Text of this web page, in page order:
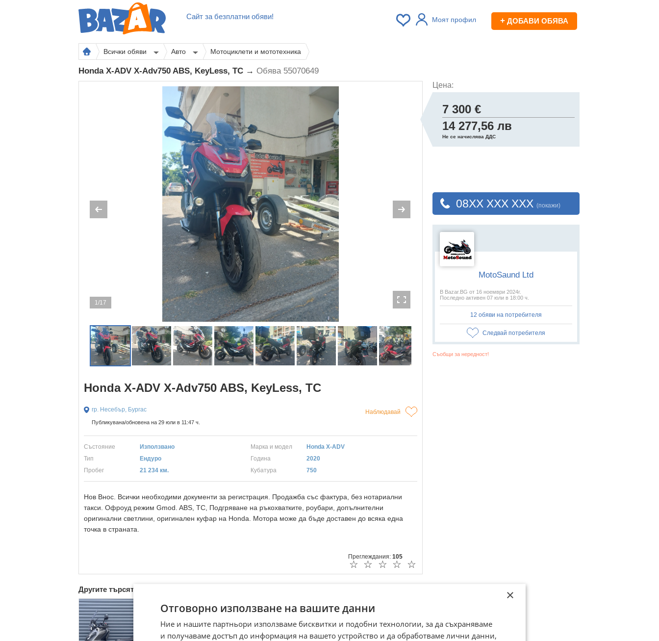
Сайт за безплатни обяви! Моят профил + ДОБАВИ ОБЯВА
Всички обяви Авто Мотоциклети и мототехника
Honda X-ADV X-Adv750 ABS, KeyLess, TC → Обява 55070649
1/17
Honda X-ADV X-Adv750 ABS, KeyLess, TC
гр. Несебър, Бургас Наблюдавай
Публикувана/обновена на 29 юли в 11:47 ч.
Състояние Използвано Марка и модел
Honda X-ADV
Тип
Ендуро Година
2020
Пробег
21 234 км. Кубатура 750
Нов Внос. Всички необходими документи за регистрация. Продажба със фактура, без нотариални
такси. Офроуд режим Gmod. ABS, TC, Подгряване на ръкохватките, роубари, допълнителни
оригинални светлини, оригинален куфар на Honda. Мотора може да бъде доставен до всяка една
точка в страната.
Преглеждания: 105
☆
☆
☆
☆
☆
Другите търсят също
Цена:
7 300 €
14 277,56 лв
Не се начислява ДДС
08XX XXX XXX (покажи)
MotoSaund Ltd
В Bazar.BG от 16 ноември 2024г.
Последно активен 07 юли в 18:00 ч.
12 обяви на потребителя
Следвай потребителя
Съобщи за нередност!
×
Отговорно използване на вашите данни
Ние и нашите партньори използваме бисквитки и подобни технологии, за да съхраняваме
и получаваме достъп до информация на вашето устройство и да обработваме лични данни,